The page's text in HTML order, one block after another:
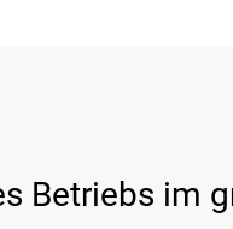
Betriebs im